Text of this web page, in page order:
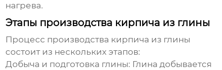
нагрева.
Этапы производства кирпича из глины
Процесс производства кирпича из глины
состоит из нескольких этапов:
Добыча и подготовка глины: Глина добывается